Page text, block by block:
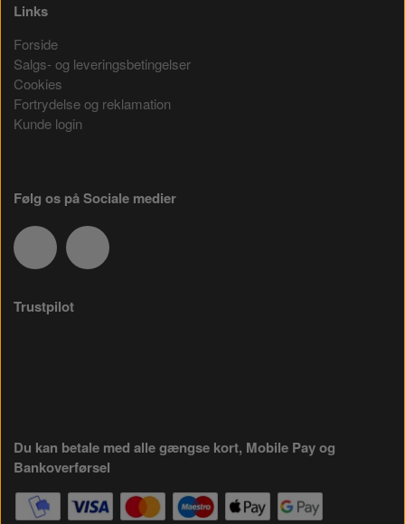
Links
Forside
Salgs- og leveringsbetingelser
Cookies
Fortrydelse og reklamation
Kunde login
Følg os på Sociale medier
Trustpilot
Du kan betale med alle gængse kort, Mobile Pay og
Bankoverførsel